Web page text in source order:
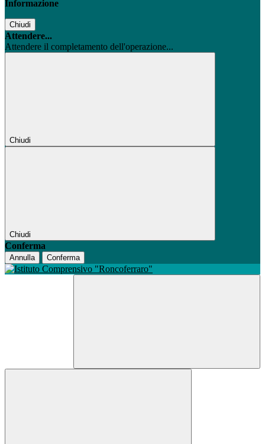
Informazione
Chiudi
Attendere...
Attendere il completamento dell'operazione...
Chiudi
Chiudi
Conferma
Annulla Conferma